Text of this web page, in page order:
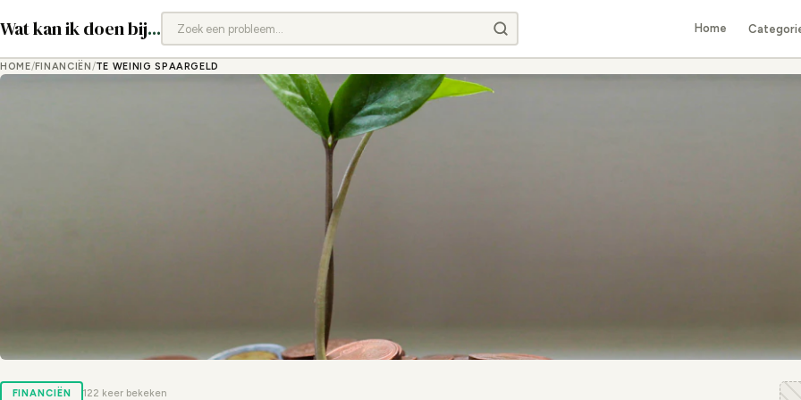
Wat kan ik doen bij... Home
HOME/FINANCIËN /TE WEINIG SPAARGELD
FINANCIËN 122 keer bekeken